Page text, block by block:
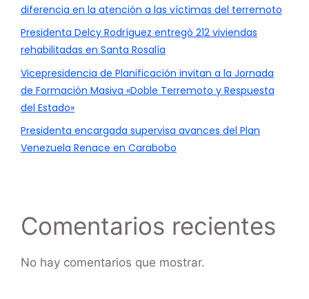
diferencia en la atención a las víctimas del terremoto
Presidenta Delcy Rodríguez entregó 212 viviendas
rehabilitadas en Santa Rosalía
Vicepresidencia de Planificación invitan a la Jornada
de Formación Masiva «Doble Terremoto y Respuesta
del Estado»
Presidenta encargada supervisa avances del Plan
Venezuela Renace en Carabobo
Comentarios recientes
No hay comentarios que mostrar.